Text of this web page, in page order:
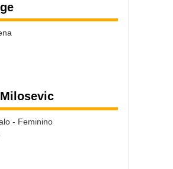
- Feminino